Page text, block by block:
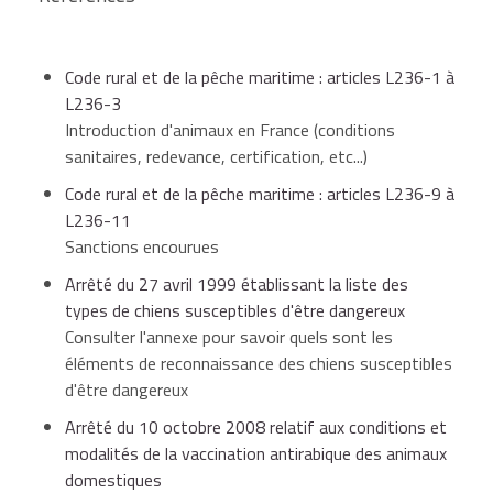
voyage en provenance d'un des pays suivants :
Andorre, Islande, Liechtenstein, Monaco,
Norvège, San Marin, Suisse et Vatican.
contre la rage. La vaccination (primo-vaccination
et rappels) doit être en cours de validité. Les
chiens, chats et furets, âgés de moins de 3
moisetnon vaccinés contre la rage ne peuvent
pas être introduits sur le territoire français.
À noter
considérée comme valide après 21 jours. Mais ce
délai peut-être plus important dans certains
Code rural et de la pêche maritime : articles L236-1 à
L236-3
Introduction d'animaux en France (conditions
sanitaires, redevance, certification, etc...)
Code rural et de la pêche maritime : articles L236-9 à
L236-11
Sanctions encourues
Arrêté du 27 avril 1999 établissant la liste des
types de chiens susceptibles d'être dangereux
Consulter l'annexe pour savoir quels sont les
éléments de reconnaissance des chiens susceptibles
d'être dangereux
Arrêté du 10 octobre 2008 relatif aux conditions et
modalités de la vaccination antirabique des animaux
domestiques